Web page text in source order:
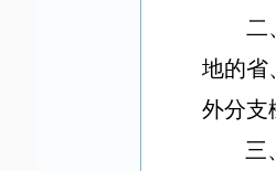
二
地的省
外分支
三